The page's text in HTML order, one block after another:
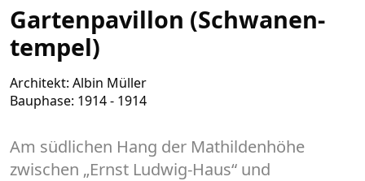
Garten­­pavillon (Schwanen­­
tempel)
Architekt: Albin Müller
Bauphase: 1914 - 1914
Am südlichen Hang der Mathildenhöhe
zwischen „Ernst Ludwig-Haus“ und